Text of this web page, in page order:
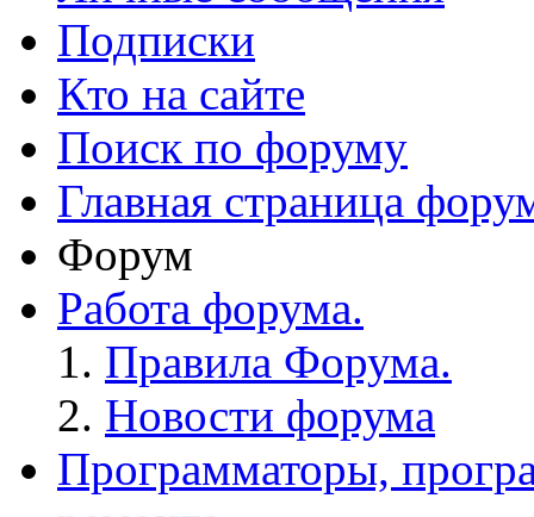
Подписки
Кто на сайте
Поиск по форуму
Главная страница
Форум
Работа форума.
Правила Форума.
Новости форума
Программаторы,